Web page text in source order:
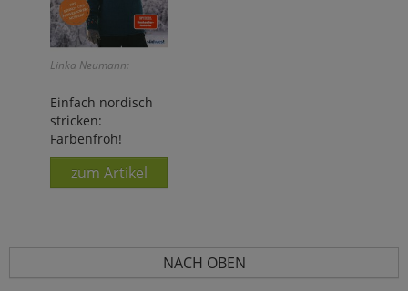
Linka Neumann:
Einfach nordisch
stricken:
Farbenfroh!
zum Artikel
NACH OBEN